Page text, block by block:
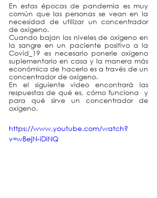
En estas épocas de pandemia es muy
común que las personas se vean en la
necesidad de utilizar un concentrador
de oxígeno.
Cuando bajan los niveles de oxígeno en
la sangre en un paciente positivo a la
Covid_19 es necesario ponerle oxígeno
suplementario en casa y la manera más
económica de hacerlo es a través de un
concentrador de oxígeno.
En el siguiente video encontrará las
respuestas de qué es, cómo funciona  y
para qué sirve un concentrador de
oxígeno.
https://www.youtube.com/watch?
v=wBejN-iDiNQ